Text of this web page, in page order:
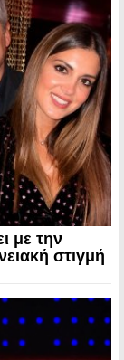
με την
στιγμή